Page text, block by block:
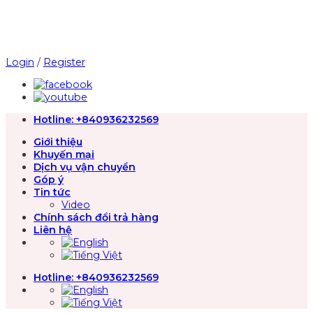
Login / Register
Hotline: +840936232569
Giới thiệu
Khuyến mại
Dịch vụ vận chuyển
Góp ý
Tin tức
Video
Chính sách đổi trả hàng
Liên hệ
Hotline: +840936232569